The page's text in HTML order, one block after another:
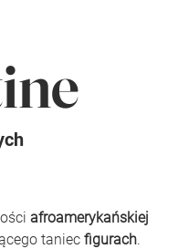
afroamerykańskiej
taniec figurach.